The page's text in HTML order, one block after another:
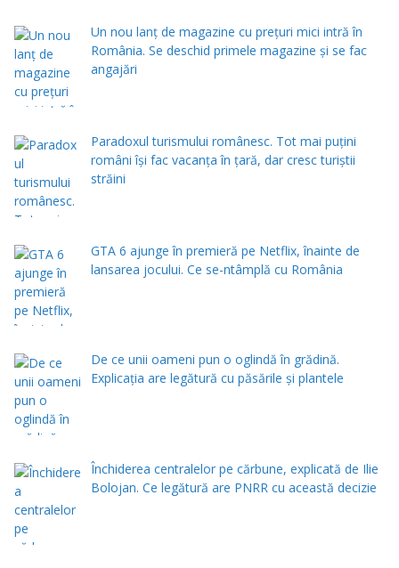
Un nou lanț de magazine cu prețuri mici intră în
România. Se deschid primele magazine și se fac
angajări
Paradoxul turismului românesc. Tot mai puțini
români își fac vacanța în țară, dar cresc turiștii
străini
GTA 6 ajunge în premieră pe Netflix, înainte de
lansarea jocului. Ce se-ntâmplă cu România
De ce unii oameni pun o oglindă în grădină.
Explicația are legătură cu păsările și plantele
Închiderea centralelor pe cărbune, explicată de Ilie
Bolojan. Ce legătură are PNRR cu această decizie